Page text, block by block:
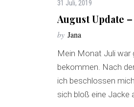
31 Juli, 2019
August Update
by Jana
Mein Monat Juli war
bekommen. Nach
ich beschlossen
sich bloß eine Jacke